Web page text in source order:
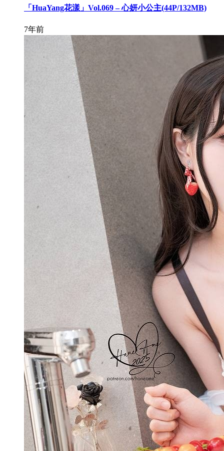
「HuaYang花漾」Vol.069 – 心妍小公主(44P/132MB)
7年前